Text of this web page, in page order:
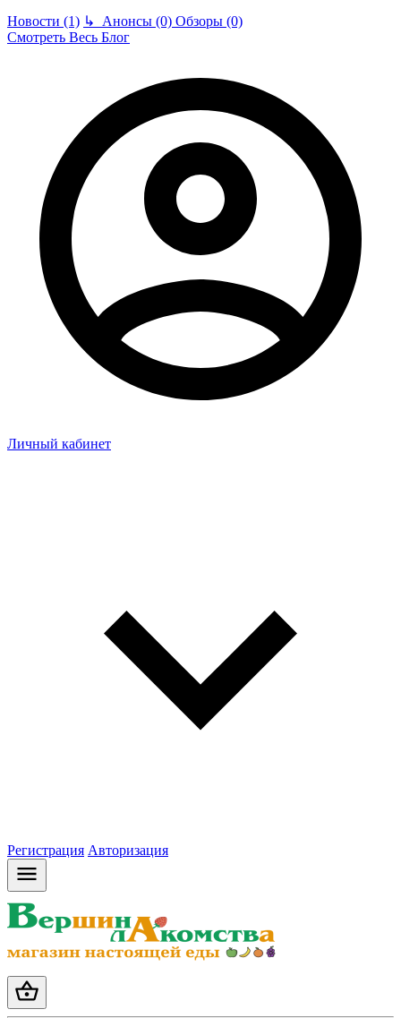
Новости (1) ↳ Анонсы (0) Обзоры (0)
Смотреть Весь Блог
Личный кабинет
Регистрация Авторизация